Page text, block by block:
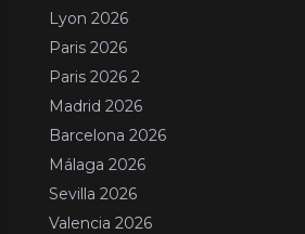
Lyon 2026
Paris 2026
Paris 2026 2
Madrid 2026
Barcelona 2026
Málaga 2026
Sevilla 2026
Valencia 2026